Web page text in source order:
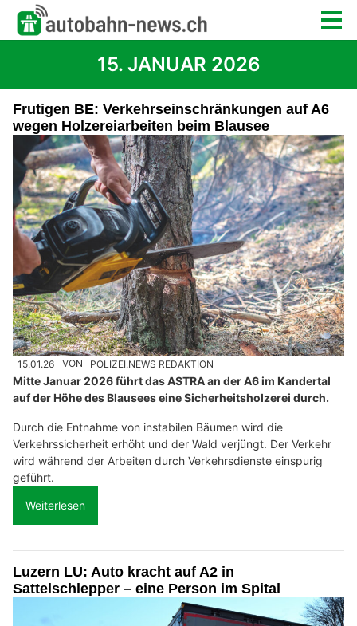
15. JANUAR 2026
Frutigen BE: Verkehrseinschränkungen auf A6
wegen Holzereiarbeiten beim Blausee
15.01.26 VON POLIZEI.NEWS REDAKTION
Mitte Januar 2026 führt das ASTRA an der A6 im Kandertal
auf der Höhe des Blausees eine Sicherheitsholzerei durch.
Durch die Entnahme von instabilen Bäumen wird die
Verkehrssicherheit erhöht und der Wald verjüngt. Der Verkehr
wird während der Arbeiten durch Verkehrsdienste einspurig
geführt.
Weiterlesen
Luzern LU: Auto kracht auf A2 in
Sattelschlepper – eine Person im Spital